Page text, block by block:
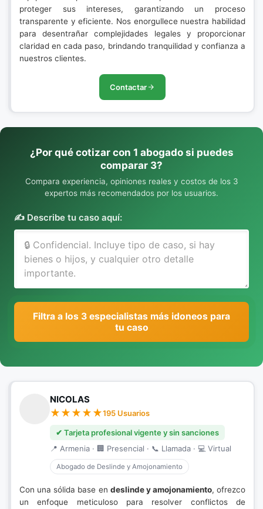
proteger sus intereses, garantizando un proceso
transparente y eficiente. Nos enorgullece nuestra habilidad
para desentrañar complejidades legales y proporcionar
claridad en cada paso, brindando tranquilidad y confianza a
nuestros clientes.
Contactar
¿Por qué cotizar con 1 abogado si puedes
comparar 3?
Compara experiencia, opiniones reales y costos de los 3
expertos más recomendados por los usuarios.
✍️ Describe tu caso aquí:
Filtra a los 3 especialistas más idoneos para
tu caso
NICOLAS
195 Usuarios
✔ Tarjeta profesional vigente y sin sanciones
📍 Armenia · 🏢 Presencial · 📞 Llamada · 💻 Virtual
Abogado de Deslinde y Amojonamiento
Con una sólida base en deslinde y amojonamiento, ofrezco
un enfoque meticuloso para resolver conflictos de